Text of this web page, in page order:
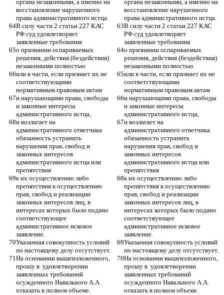
органа незаконными, а именно на
восстановление нарушенного
права административного истца.
органа незаконными, а именно на
восстановление нарушенного
права административного истца.
В силу части 2 статьи 227 КАС
РФ суд удовлетворяет
заявленные требования
В силу части 2 статьи 227 КАС
РФ суд удовлетворяет
заявленные требования
о признании оспариваемых
решения, действия (бездействия)
незаконными полностью
о признании оспариваемых
решения, действия (бездействия)
незаконными полностью
или в части, если признает их не
соответствующими
нормативным правовым актам
или в части, если признает их не
соответствующими
нормативным правовым актам
и нарушающими права, свободы
и законные интересы
административного истца,
и нарушающими права, свободы
и законные интересы
административного истца,
и возлагает на
административного ответчика
обязанность устранить
нарушения прав, свобод и
законных интересов
административного истца или
препятствия
и возлагает на
административного ответчика
обязанность устранить
нарушения прав, свобод и
законных интересов
административного истца или
препятствия
к их осуществлению либо
препятствия к осуществлению
прав, свобод и реализации
законных интересов лиц, в
интересах которых было подано
соответствующее
административное исковое
заявление.
к их осуществлению либо
препятствия к осуществлению
прав, свобод и реализации
законных интересов лиц, в
интересах которых было подано
соответствующее
административное исковое
заявление.
Указанная совокупность условий
по настоящему делу отсутствует.
Указанная совокупность условий
по настоящему делу отсутствует.
На основании вышеизложенного,
прошу в  удовлетворении
заявленных требований
осужденного Навального А.А.
отказать в полном объеме.
На основании вышеизложенного,
прошу в  удовлетворении
заявленных требований
осужденного Навального А.А.
отказать в полном объеме.